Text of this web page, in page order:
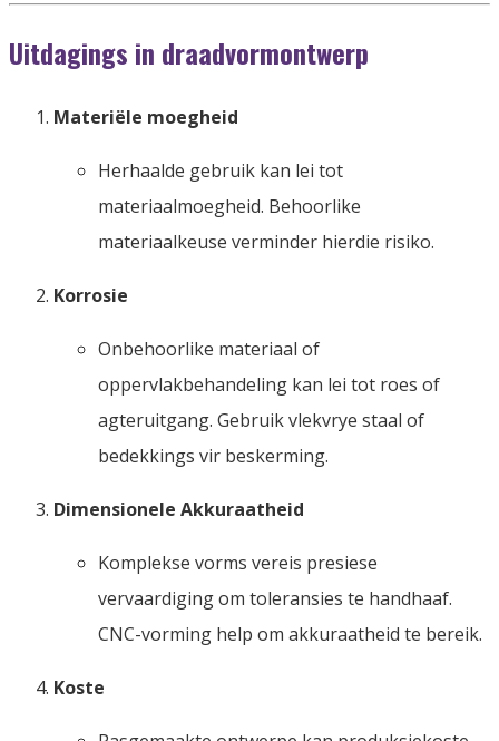
Uitdagings in draadvormontwerp
Materiële moegheid
Herhaalde gebruik kan lei tot
materiaalmoegheid. Behoorlike
materiaalkeuse verminder hierdie risiko.
Korrosie
Onbehoorlike materiaal of
oppervlakbehandeling kan lei tot roes of
agteruitgang. Gebruik vlekvrye staal of
bedekkings vir beskerming.
Dimensionele Akkuraatheid
Komplekse vorms vereis presiese
vervaardiging om toleransies te handhaaf.
CNC-vorming help om akkuraatheid te bereik.
Koste